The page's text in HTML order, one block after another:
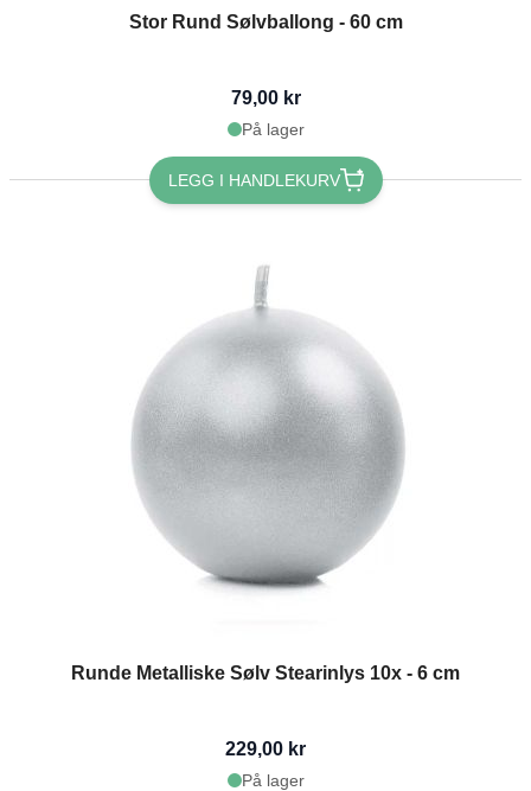
Stor Rund Sølvballong - 60 cm
79,00 kr
På lager
LEGG I HANDLEKURV
Runde Metalliske Sølv Stearinlys 10x - 6 cm
229,00 kr
På lager